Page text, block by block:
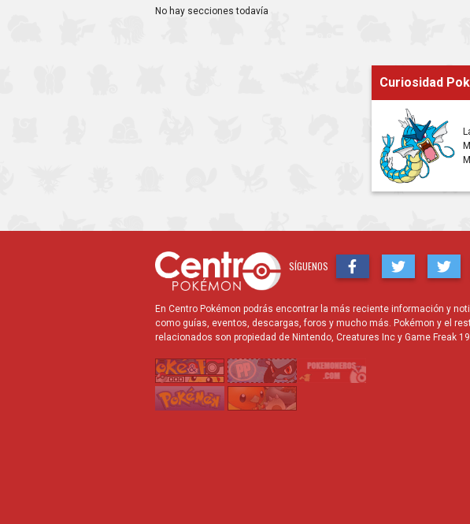
No hay secciones todavía
Curiosidad
SÍGUENOS
En Centro Pokémon podrás encontrar la más reciente información y
como guías, eventos, descargas, foros y mucho más. Pokémon y el
relacionados son propiedad de Nintendo, Creatures Inc y Game Freak